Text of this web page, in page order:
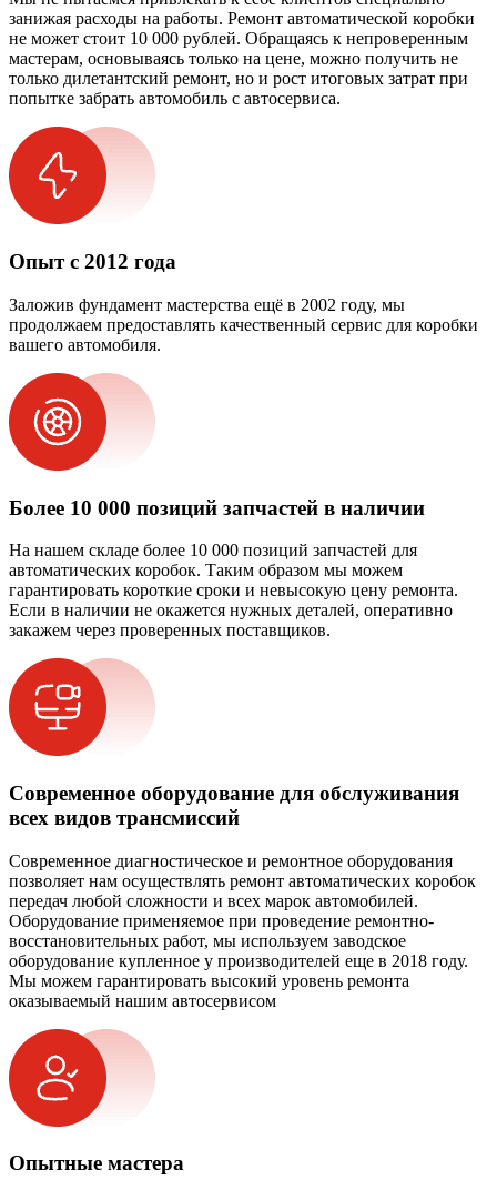
занижая расходы на работы. Ремонт автоматической коробки
не может стоит 10 000 рублей. Обращаясь к непроверенным
мастерам, основываясь только на цене, можно получить не
только дилетантский ремонт, но и рост итоговых затрат при
попытке забрать автомобиль с автосервиса.
Опыт с 2012 года
Заложив фундамент мастерства ещё в 2002 году, мы
продолжаем предоставлять качественный сервис для коробки
вашего автомобиля.
Более 10 000 позиций запчастей в наличии
На нашем складе более 10 000 позиций запчастей для
автоматических коробок. Таким образом мы можем
гарантировать короткие сроки и невысокую цену ремонта.
Если в наличии не окажется нужных деталей, оперативно
закажем через проверенных поставщиков.
Современное оборудование для обслуживания
всех видов трансмиссий
Современное диагностическое и ремонтное оборудования
позволяет нам осуществлять ремонт автоматических коробок
передач любой сложности и всех марок автомобилей.
Оборудование применяемое при проведение ремонтно-
восстановительных работ, мы используем заводское
оборудование купленное у производителей еще в 2018 году.
Мы можем гарантировать высокий уровень ремонта
оказываемый нашим автосервисом
Опытные мастера